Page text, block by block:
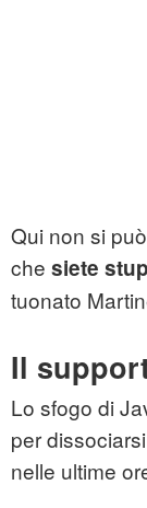
Qui non si
che siete
tuonato
Il
Lo sfogo di
per
nelle ultime